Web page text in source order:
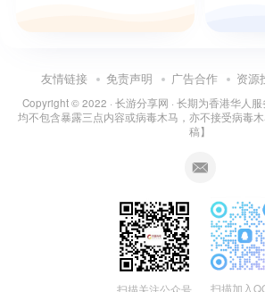
友情链接 免责声明 广告合作 资源
Copyright © 2022 · 长游分享网 · 长期为香港华人
均不包含暴露三点内容或病毒木马，亦不接受病毒
稿】
扫描加入